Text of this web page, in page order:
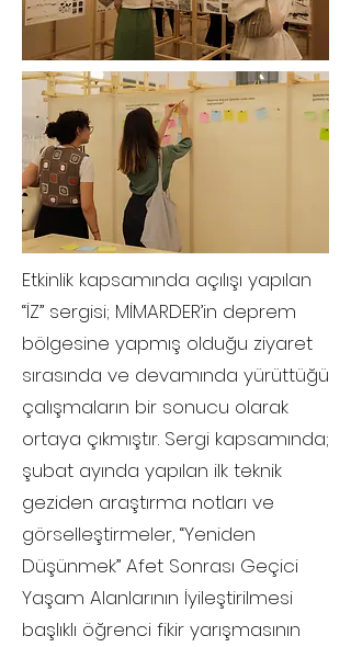
Etkinlik kapsamında açılışı yapılan
“İZ” sergisi; MİMARDER’in deprem
bölgesine yapmış olduğu ziyaret
sırasında ve devamında yürüttüğü
çalışmaların bir sonucu olarak
ortaya çıkmıştır. Sergi kapsamında;
şubat ayında yapılan ilk teknik
geziden araştırma notları ve
görselleştirmeler, “Yeniden
Düşünmek” Afet Sonrası Geçici
Yaşam Alanlarının İyileştirilmesi
başlıklı öğrenci fikir yarışmasının